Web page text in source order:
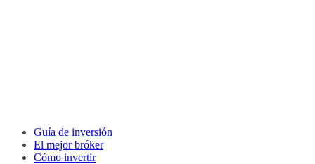
Guía de inversión
El mejor bróker
Cómo invertir